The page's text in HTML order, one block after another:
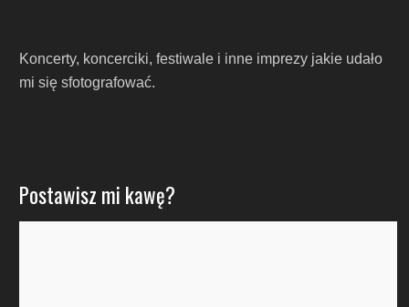
Koncerty, koncerciki, festiwale i inne imprezy jakie udało
mi się sfotografować.
Postawisz mi kawę?